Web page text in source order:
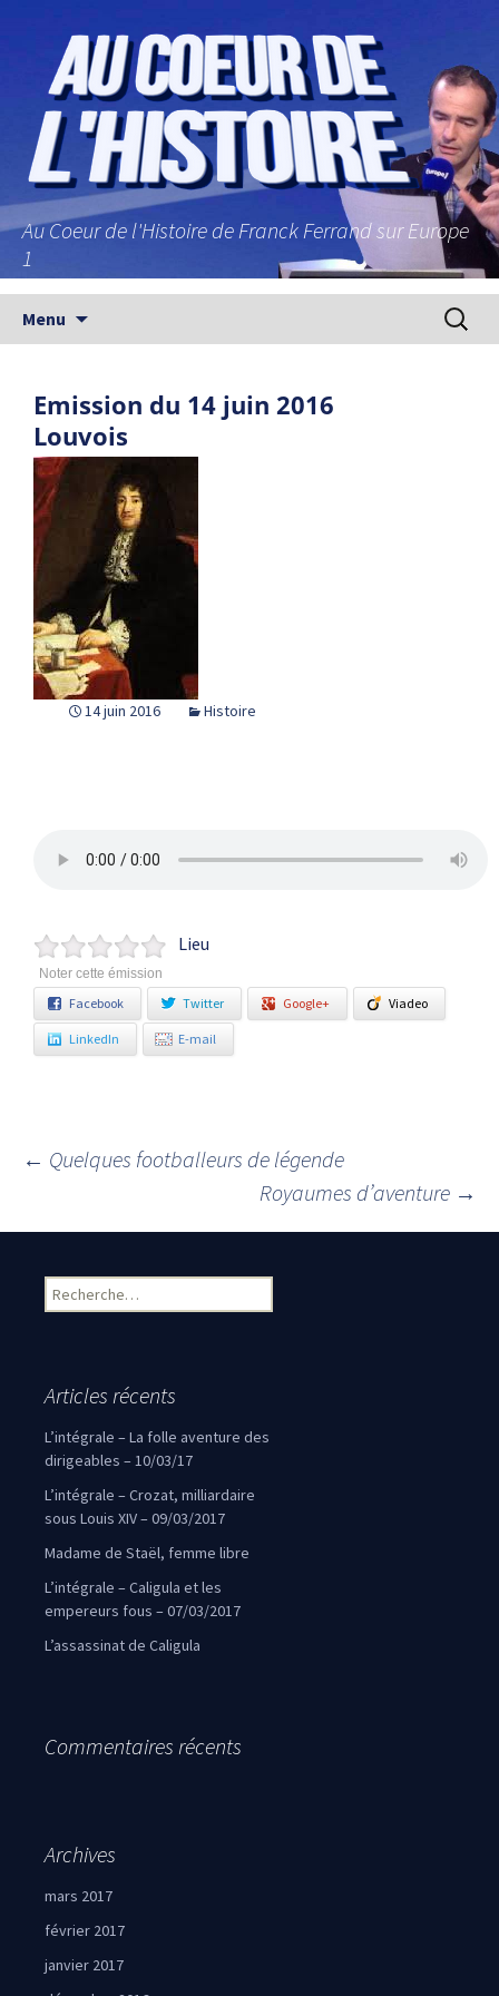
Au Coeur de l'Histoire de Franck Ferrand sur Europe
1
Menu
Emission du 14 juin 2016
Louvois
14 juin 2016 Histoire
Noter cette émission
Lieu
Facebook Twitter Google+ Viadeo
LinkedIn E-mail
Navigation des articles
← Quelques footballeurs de légende
Royaumes d’aventure →
Rechercher :
Articles récents
L’intégrale – La folle aventure des
dirigeables – 10/03/17
L’intégrale – Crozat, milliardaire
sous Louis XIV – 09/03/2017
Madame de Staël, femme libre
L’intégrale – Caligula et les
empereurs fous – 07/03/2017
L’assassinat de Caligula
Commentaires récents
Archives
mars 2017
février 2017
janvier 2017